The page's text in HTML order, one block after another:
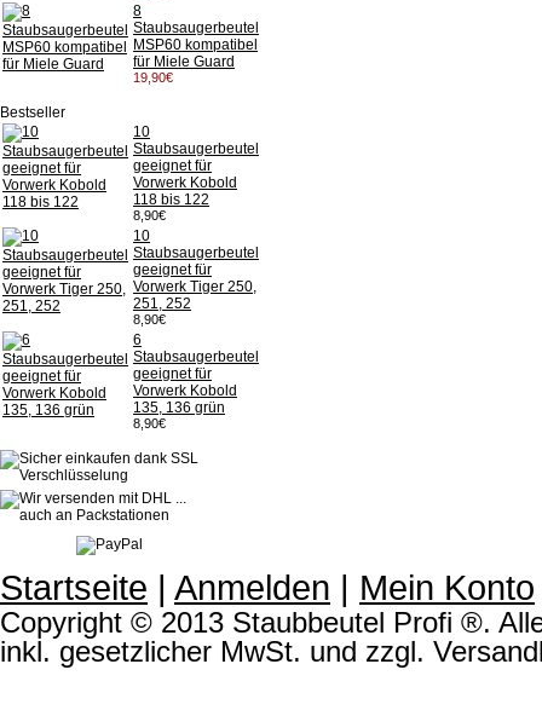
8
Staubsaugerbeutel
MSP60 kompatibel
für Miele Guard
19,90€
Bestseller
10
Staubsaugerbeutel
geeignet für
Vorwerk Kobold
118 bis 122
8,90€
10
Staubsaugerbeutel
geeignet für
Vorwerk Tiger 250,
251, 252
8,90€
6
Staubsaugerbeutel
geeignet für
Vorwerk Kobold
135, 136 grün
8,90€
Startseite | Anmelden | Mein Konto
Copyright © 2013 Staubbeutel Profi ®.
inkl. gesetzlicher MwSt. und zzgl.